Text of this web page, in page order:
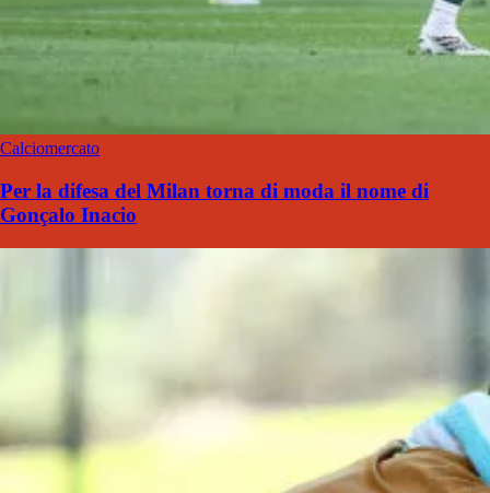
Calciomercato
Per la difesa del Milan torna di moda il nome di
Gonçalo Inacio